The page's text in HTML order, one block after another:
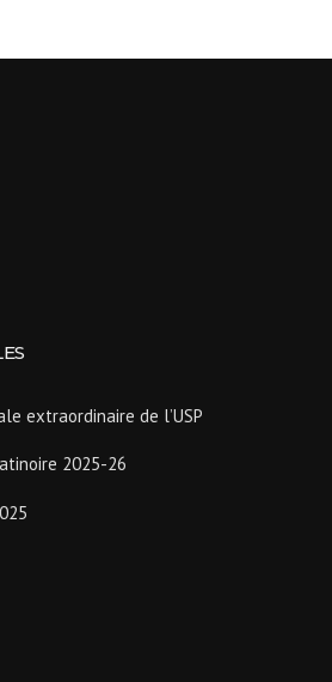
extraordinaire de l’USP
2025-26